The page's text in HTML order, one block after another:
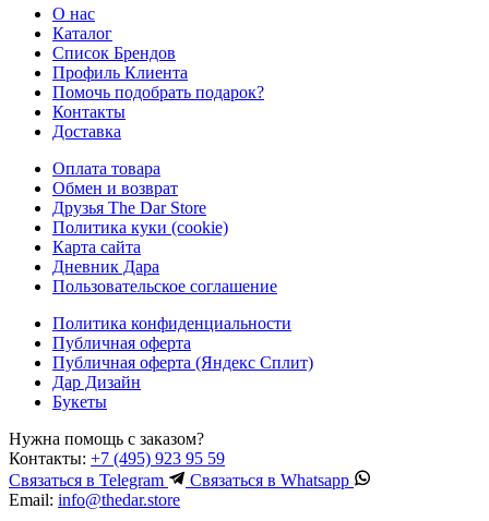
О нас
Каталог
Список Брендов
Профиль Клиента
Помочь подобрать подарок?
Контакты
Доставка
Оплата товара
Обмен и возврат
Друзья The Dar Store
Политика куки (cookie)
Карта сайта
Дневник Дара
Пользовательское соглашение
Политика конфиденциальности
Публичная оферта
Публичная оферта (Яндекс Сплит)
Дар Дизайн
Букеты
Нужна помощь с заказом?
Контакты: +7 (495) 923 95 59
Связаться в Telegram Связаться в Whatsapp
Email: info@thedar.store